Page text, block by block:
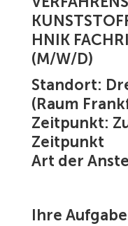
HNIK
(M/W/D)
Standort:
(Raum
Zeitpunkt:
Zeitpunkt
Art der
Ihre